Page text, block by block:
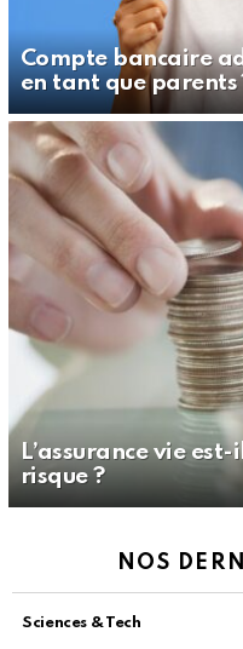
Compte bancaire
en tant que parents
L’assurance vie
risque ?
NOS
Sciences & Tech